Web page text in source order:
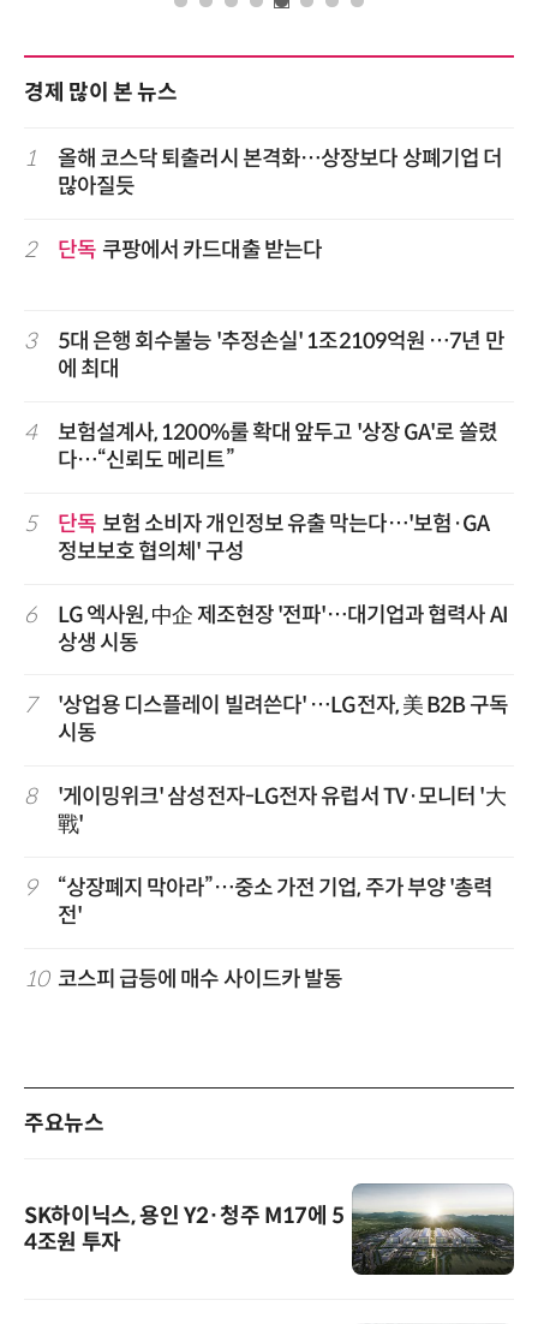
경제 많이 본 뉴스
1
올해 코스닥 퇴출러시 본격화…상장보다 상폐기업 더
많아질듯
2 단독 쿠팡에서 카드대출 받는다
3
5대 은행 회수불능 '추정손실' 1조2109억원 …7년 만
에 최대
4
보험설계사, 1200%룰 확대 앞두고 '상장 GA'로 쏠렸
다…“신뢰도 메리트”
5 단독 보험 소비자 개인정보 유출 막는다…'보험·GA
정보보호 협의체' 구성
6
LG 엑사원, 中企 제조현장 '전파'…대기업과 협력사 AI
상생 시동
7
'상업용 디스플레이 빌려쓴다' …LG전자, 美 B2B 구독
시동
8
'게이밍위크' 삼성전자-LG전자 유럽서 TV·모니터 '大
戰'
9
“상장폐지 막아라”…중소 가전 기업, 주가 부양 '총력
전'
10 코스피 급등에 매수 사이드카 발동
주요뉴스
SK하이닉스, 용인 Y2·청주 M17에 5
4조원 투자